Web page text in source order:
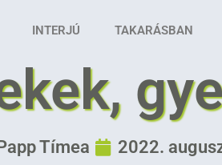
INTERJÚ TAKARÁSBAN
Tímea 2022.